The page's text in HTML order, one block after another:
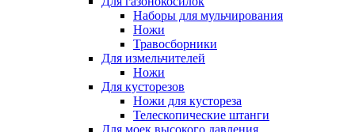
Наборы для мульчирования
Ножи
Травосборники
Для измельчителей
Ножи
Для кусторезов
Ножи для кустореза
Телескопические штанги
Для моек высокого давления